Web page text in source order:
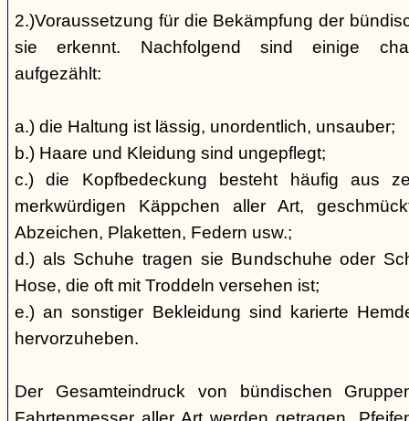
2.)Voraussetzung für die Bekämpfung der
sie erkennt. Nachfolgend sind einige
aufgezählt:
a.) die Haltung ist lässig, unordentlich, unsauber;
b.) Haare und Kleidung sind ungepflegt;
c.) die Kopfbedeckung besteht häufig aus
merkwürdigen Käppchen aller Art,
Abzeichen, Plaketten, Federn usw.;
d.) als Schuhe tragen sie Bundschuhe oder
Hose, die oft mit Troddeln versehen ist;
e.) an sonstiger Bekleidung sind karierte
hervorzuheben.
Der Gesamteindruck von bündischen